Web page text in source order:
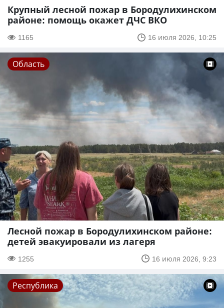
Крупный лесной пожар в Бородулихинском
районе: помощь окажет ДЧС ВКО
1165 16 июля 2026, 10:25
Область
Лесной пожар в Бородулихинском районе:
детей эвакуировали из лагеря
1255 16 июля 2026, 9:23
Республика